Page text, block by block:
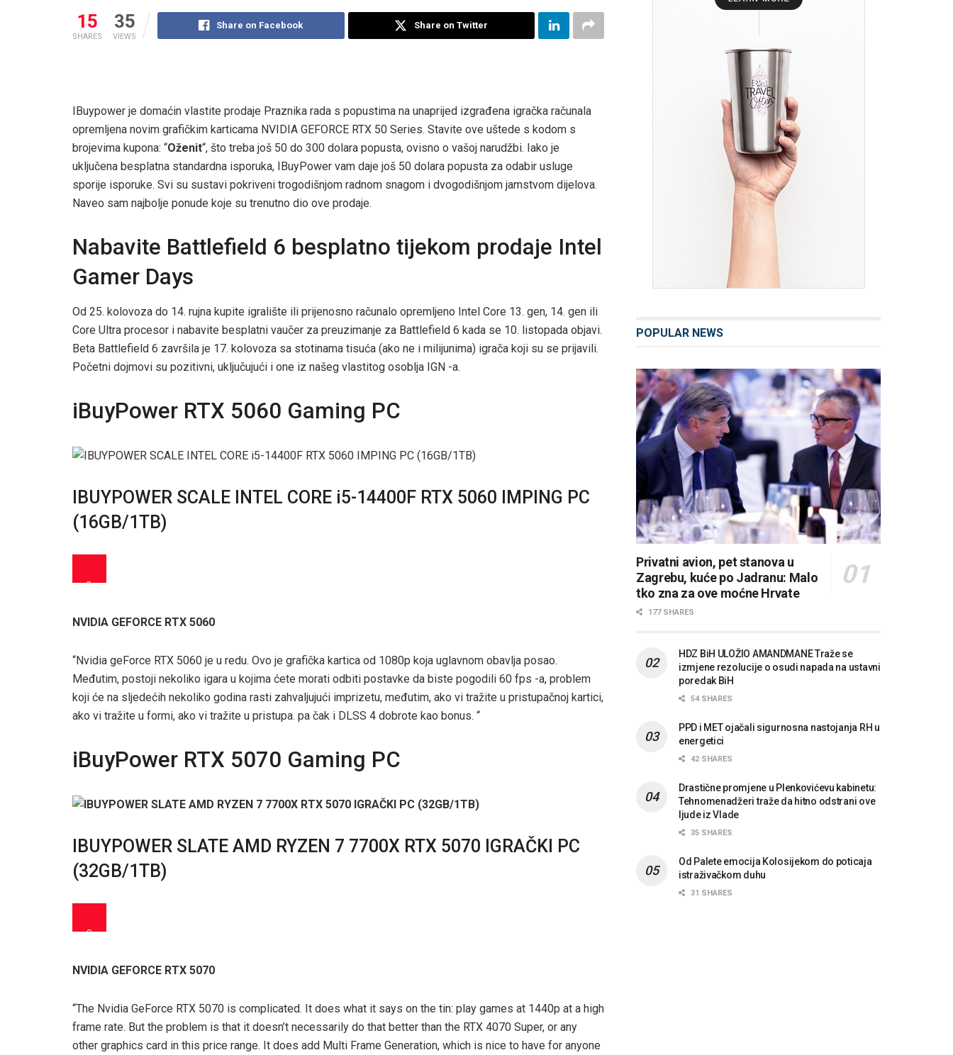
15
SHARES
35
VIEWS
Share on Facebook Share on Twitter
IBuypower je domaćin vlastite prodaje Praznika rada s popustima na unaprijed izgrađena igračka računala
opremljena novim grafičkim karticama NVIDIA GEFORCE RTX 50 Series. Stavite ove uštede s kodom s
brojevima kupona: “Oženit“, što treba još 50 do 300 dolara popusta, ovisno o vašoj narudžbi. Iako je
uključena besplatna standardna isporuka, IBuyPower vam daje još 50 dolara popusta za odabir usluge
sporije isporuke. Svi su sustavi pokriveni trogodišnjom radnom snagom i dvogodišnjom jamstvom dijelova.
Naveo sam najbolje ponude koje su trenutno dio ove prodaje.
Nabavite Battlefield 6 besplatno tijekom prodaje Intel
Gamer Days
Od 25. kolovoza do 14. rujna kupite igralište ili prijenosno računalo opremljeno Intel Core 13. gen, 14. gen ili
Core Ultra procesor i nabavite besplatni vaučer za preuzimanje za Battlefield 6 kada se 10. listopada objavi.
Beta Battlefield 6 završila je 17. kolovoza sa stotinama tisuća (ako ne i milijunima) igrača koji su se prijavili.
Početni dojmovi su pozitivni, uključujući i one iz našeg vlastitog osoblja IGN -a.
iBuyPower RTX 5060 Gaming PC
IBUYPOWER SCALE INTEL CORE i5-14400F RTX 5060 IMPING PC
(16GB/1TB)
3
NVIDIA GEFORCE RTX 5060
“Nvidia geForce RTX 5060 je u redu. Ovo je grafička kartica od 1080p koja uglavnom obavlja posao.
Međutim, postoji nekoliko igara u kojima ćete morati odbiti postavke da biste pogodili 60 fps -a, problem
koji će na sljedećih nekoliko godina rasti zahvaljujući imprizetu, međutim, ako vi tražite u pristupačnoj kartici,
ako vi tražite u formi, ako vi tražite u pristupa. pa čak i DLSS 4 dobrote kao bonus. “
iBuyPower RTX 5070 Gaming PC
IBUYPOWER SLATE AMD RYZEN 7 7700X RTX 5070 IGRAČKI PC
(32GB/1TB)
0
NVIDIA GEFORCE RTX 5070
“The Nvidia GeForce RTX 5070 is complicated. It does what it says on the tin: play games at 1440p at a high
frame rate. But the problem is that it doesn’t necessarily do that better than the RTX 4070 Super, or any
other graphics card in this price range. It does add Multi Frame Generation, which is nice to have for anyone
POPULAR NEWS
Privatni avion, pet stanova u
Zagrebu, kuće po Jadranu: Malo
tko zna za ove moćne Hrvate
177 SHARES
HDZ BiH ULOŽIO AMANDMANE Traže se
izmjene rezolucije o osudi napada na ustavni
poredak BiH
54 SHARES
PPD i MET ojačali sigurnosna nastojanja RH u
energetici
42 SHARES
Drastične promjene u Plenkovićevu kabinetu:
Tehnomenadžeri traže da hitno odstrani ove
ljude iz Vlade
35 SHARES
Od Palete emocija Kolosijekom do poticaja
istraživačkom duhu
31 SHARES